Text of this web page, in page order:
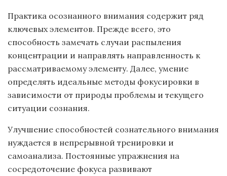
Практика осознанного внимания содержит ряд
ключевых элементов. Прежде всего, это
способность замечать случаи распыления
концентрации и направлять направленность к
рассматриваемому элементу. Далее, умение
определять идеальные методы фокусировки в
зависимости от природы проблемы и текущего
ситуации сознания.
Улучшение способностей сознательного внимания
нуждается в непрерывной тренировки и
самоанализа. Постоянные упражнения на
сосредоточение фокуса развивают